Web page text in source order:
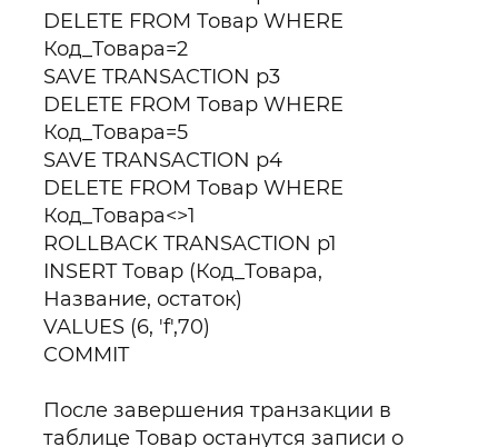
DELETE FROM Товар WHERE
Код_Товара=2
SAVE TRANSACTION p3
DELETE FROM Товар WHERE
Код_Товара=5
SAVE TRANSACTION p4
DELETE FROM Товар WHERE
Код_Товара<>1
ROLLBACK TRANSACTION p1
INSERT Товар (Код_Товара,
Название, остаток)
VALUES (6, 'f',70)
COMMIT
После завершения транзакции в
таблице Товар останутся записи о